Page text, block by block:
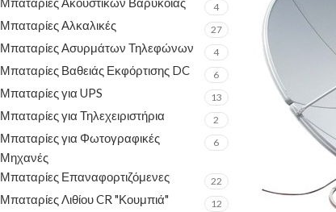
4
Μπαταρίες Αλκαλικές 27
Μπαταρίες Ασυρμάτων Τηλεφώνων 4
Μπαταρίες Βαθειάς Εκφόρτισης DC 6
Μπαταρίες για UPS 13
Μπαταρίες για Τηλεχειριστήρια 2
Μπαταρίες για Φωτογραφικές
Μηχανές
6
Μπαταρίες Επαναφορτιζόμενες 22
Μπαταρίες Λιθίου CR "Κουμπιά" 12